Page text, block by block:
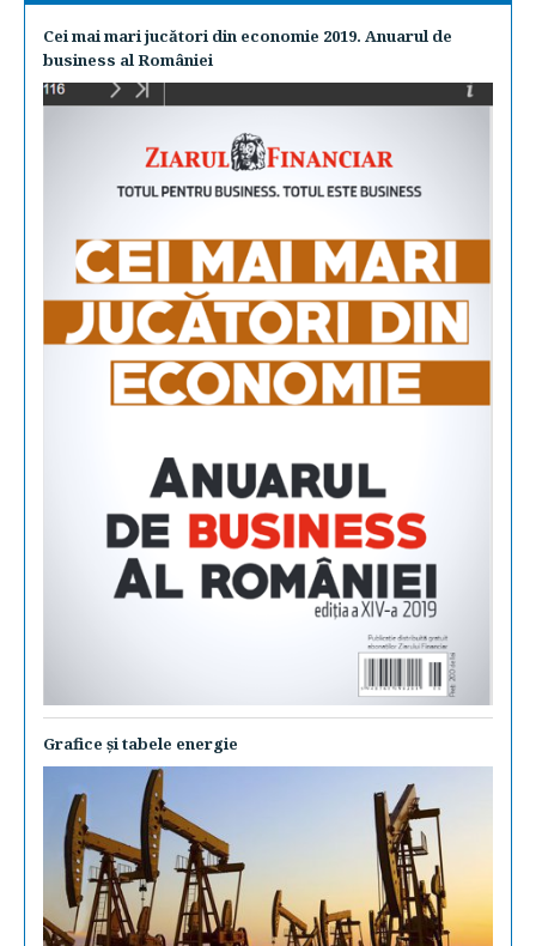
Cei mai mari jucători din economie 2019. Anuarul de
business al României
Grafice şi tabele energie